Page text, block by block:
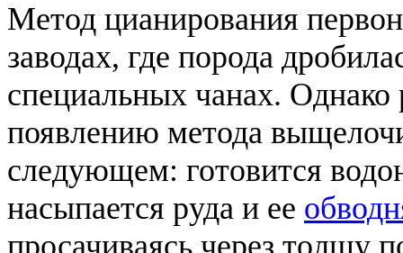
Метод цианирования
заводах, где порода
специальных чанах. Однако
появлению метода
следующем: готовится
насыпается руда и ее